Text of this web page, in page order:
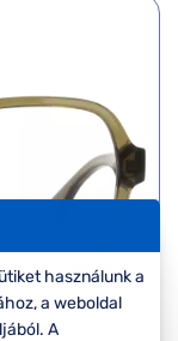
használunk a
a weboldal
A